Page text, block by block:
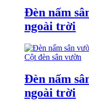
Đèn nấm
ngoài trời
Cột đèn sân vườn
Đèn nấm
ngoài trời